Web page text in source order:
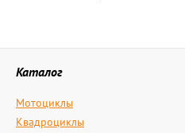
Каталог
Мотоциклы
Квадроциклы